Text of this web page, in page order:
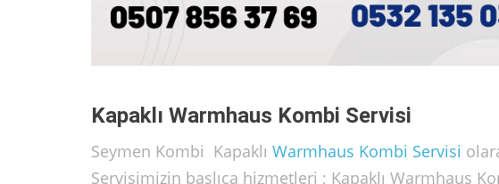
Kapaklı Warmhaus Kombi Servisi
Seymen Kombi Kapaklı Warmhaus Kombi Servisi
Servisimizin başlıca hizmetleri ; Kapaklı Warmhaus